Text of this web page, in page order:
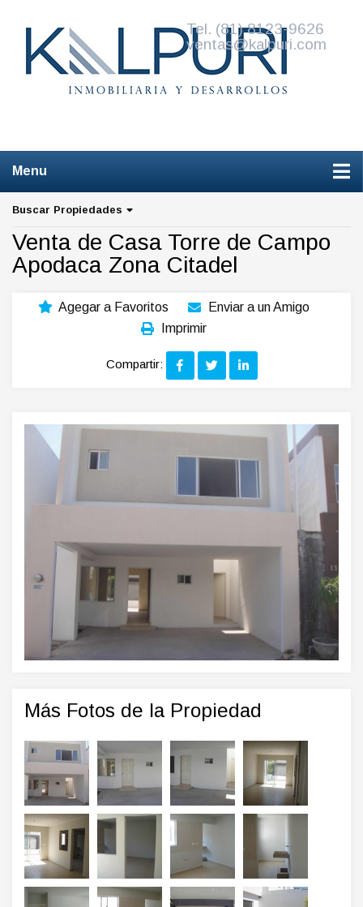
Tel. (81) 8123-9626
ventas@kalpuri.com
Buscar Propiedades
Venta de Casa Torre de Campo
Apodaca Zona Citadel
Agegar a Favoritos
Enviar a un Amigo
Imprimir
Compartir:
Más Fotos de la Propiedad